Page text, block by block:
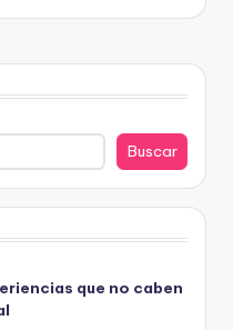
Buscar
que no caben